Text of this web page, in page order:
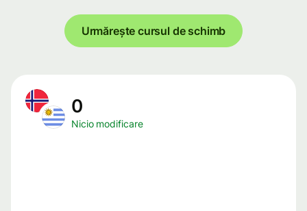
Urmărește cursul de schimb
0
Nicio modificare